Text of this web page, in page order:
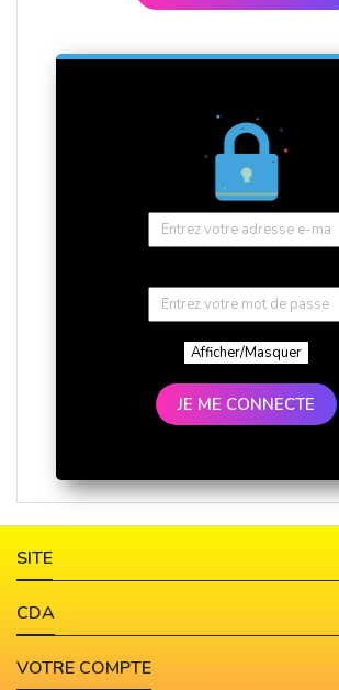
Afficher/Masquer
JE ME CONNECTE
SITE
CDA
VOTRE COMPTE